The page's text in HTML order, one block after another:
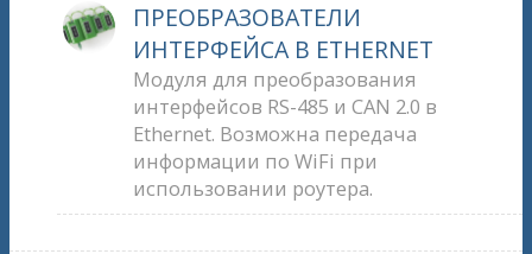
ПРЕОБРАЗОВАТЕЛИ
ИНТЕРФЕЙСА В ETHERNET
Модуля для преобразования
интерфейсов RS-485 и CAN 2.0 в
Ethernet. Возможна передача
информации по WiFi при
использовании роутера.